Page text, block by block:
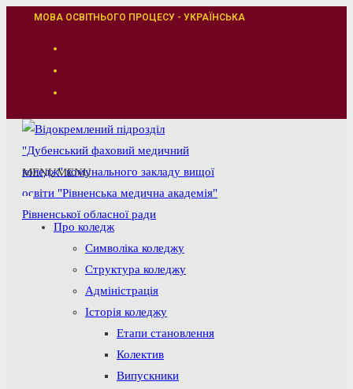
ПерейтиМОВА ОСВІТНЬОГО ПРОЦЕСУ - УКРАЇНСЬКА
MENUMENU
Про коледж
Символіка коледжу
Структура коледжу
Адміністрація
Історія коледжу
Етапи становлення
Колектив
Випускники